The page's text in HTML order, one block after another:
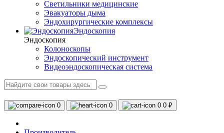
Светильники медицинские
Эвакуаторы дыма
Эндохирургические комплексы
Эндоскопия
Эндоскопия
Колоноскопы
Эндоскопический инструмент
Видеоэндоскопическая система
0 0 0 0 ₽